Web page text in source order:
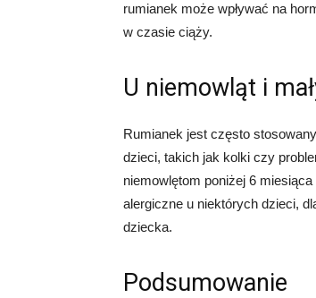
rumianek może wpływać na
w czasie ciąży.
U niemowląt i
Rumianek jest często
dzieci, takich jak kolki czy
niemowlętom poniżej 6
alergiczne u niektórych dzieci,
dziecka.
Podsumowanie